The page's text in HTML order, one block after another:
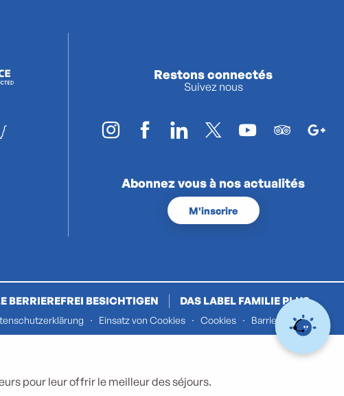
Restons connectés
Suivez nous
Abonnez vous à nos actualités
M'inscrire
BERRIEREFREI BESICHTIGEN DAS LABEL FAMILIE PLUS
Einsatz von Cookies Cookies Barrierefreiheit
pour leur offrir le meilleur des séjours.